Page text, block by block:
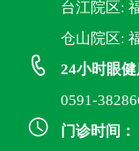
台江院区:
仓山院区:
24小时眼
0591-
门诊时间：